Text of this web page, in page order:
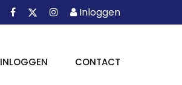
FacebookInstagram
Inloggen
Inloggen
INLOGGEN CONTACT